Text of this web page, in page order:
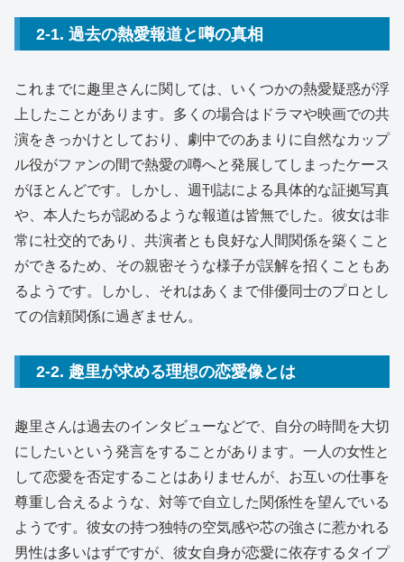
2-1. 過去の熱愛報道と噂の真相
これまでに趣里さんに関しては、いくつかの熱愛疑惑が浮
上したことがあります。多くの場合はドラマや映画での共
演をきっかけとしており、劇中でのあまりに自然なカップ
ル役がファンの間で熱愛の噂へと発展してしまったケース
がほとんどです。しかし、週刊誌による具体的な証拠写真
や、本人たちが認めるような報道は皆無でした。彼女は非
常に社交的であり、共演者とも良好な人間関係を築くこと
ができるため、その親密そうな様子が誤解を招くこともあ
るようです。しかし、それはあくまで俳優同士のプロとし
ての信頼関係に過ぎません。
2-2. 趣里が求める理想の恋愛像とは
趣里さんは過去のインタビューなどで、自分の時間を大切
にしたいという発言をすることがあります。一人の女性と
して恋愛を否定することはありませんが、お互いの仕事を
尊重し合えるような、対等で自立した関係性を望んでいる
ようです。彼女の持つ独特の空気感や芯の強さに惹かれる
男性は多いはずですが、彼女自身が恋愛に依存するタイプ